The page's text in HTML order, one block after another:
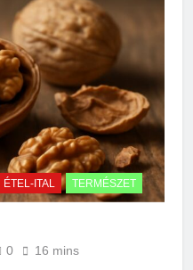
ÉTEL-ITAL TERMÉSZET
0 16 mins